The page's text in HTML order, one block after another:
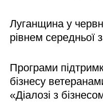
Луганщина у
рівнем середньої
Програми
бізнесу
«Діалозі з